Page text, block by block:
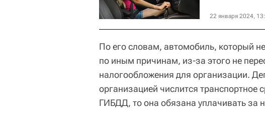
22 января 2024,
По его словам, автомобиль, который
по иным причинам, из-за этого не
налогообложения для организации.
организацией числится транспортное
ГИБДД, то она обязана уплачивать за